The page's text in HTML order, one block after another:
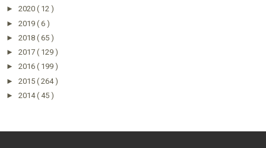
► 2020 ( 12 )
► 2019 ( 6 )
► 2018 ( 65 )
► 2017 ( 129 )
► 2016 ( 199 )
► 2015 ( 264 )
► 2014( 45 )